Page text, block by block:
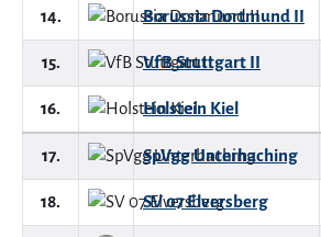
14. Borussia Dortmund II
15. VfB Stuttgart II
16. Holstein Kiel
17. SpVgg Unterhaching
18. SV 07 Elversberg